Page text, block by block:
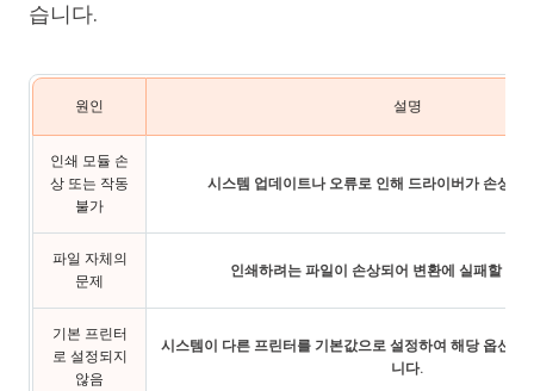
습니다.
원인 설명
인쇄 모듈 손
상 또는 작동
불가
시스템 업데이트나 오류로 인해 드라이버가 손상될
파일 자체의
문제
인쇄하려는 파일이 손상되어 변환에 실패할 수
기본 프린터
로 설정되지
않음
시스템이 다른 프린터를 기본값으로 설정하여 해당 옵션이
니다.